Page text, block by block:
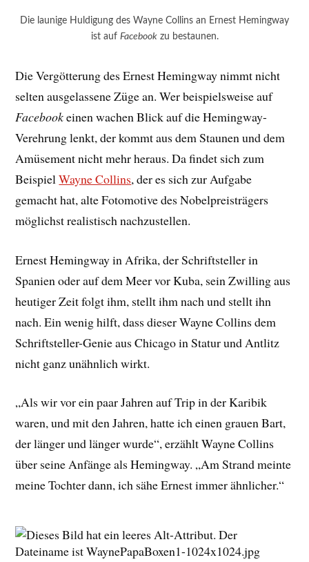
Die launige Huldigung des Wayne Collins an Ernest Hemingway
ist auf Facebookzu bestaunen.
Die Vergötterung des Ernest Hemingway nimmt nicht
selten ausgelassene Züge an. Wer beispielsweise auf
Facebookeinen wachen Blick auf die Hemingway-
Verehrung lenkt, der kommt aus dem Staunen und dem
Amüsement nicht mehr heraus. Da findet sich zum
BeispielWayne Collins, der es sich zur Aufgabe
gemacht hat, alte Fotomotive des Nobelpreisträgers
möglichst realistisch nachzustellen.
Ernest Hemingway in Afrika, der Schriftsteller in
Spanien oder auf dem Meer vor Kuba, sein Zwilling aus
heutiger Zeit folgt ihm, stellt ihm nach und stellt ihn
nach. Ein wenig hilft, dass dieser Wayne Collins dem
Schriftsteller-Genie aus Chicago in Statur und Antlitz
nicht ganz unähnlich wirkt.
„Als wir vor ein paar Jahren auf Trip in der Karibik
waren, und mit den Jahren, hatte ich einen grauen Bart,
der länger und länger wurde“, erzählt Wayne Collins
über seine Anfänge als Hemingway. „Am Strand meinte
meine Tochter dann, ich sähe Ernest immer ähnlicher.“